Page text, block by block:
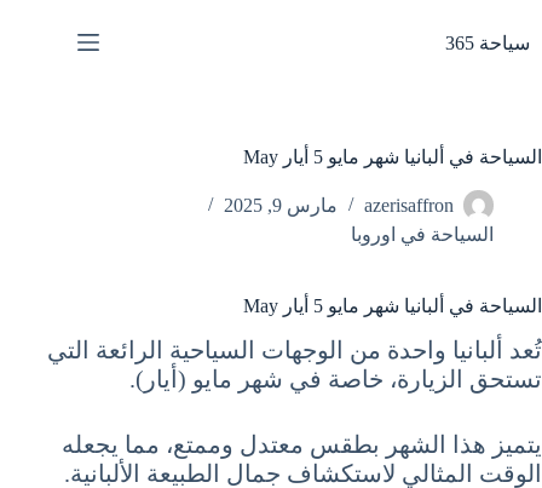
المحتوى
سياحة 365
السياحة في ألبانيا شهر مايو 5 أيار May
azerisaffron
مارس 9, 2025
السياحة في اوروبا
السياحة في ألبانيا شهر مايو 5 أيار May
تُعد ألبانيا واحدة من الوجهات السياحية الرائعة التي
تستحق الزيارة، خاصة في شهر مايو (أيار).
يتميز هذا الشهر بطقس معتدل وممتع، مما يجعله
الوقت المثالي لاستكشاف جمال الطبيعة الألبانية.